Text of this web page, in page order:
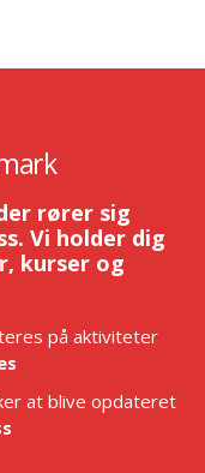
rører sig
Vi holder dig
kurser og
på aktiviteter
at blive opdateret